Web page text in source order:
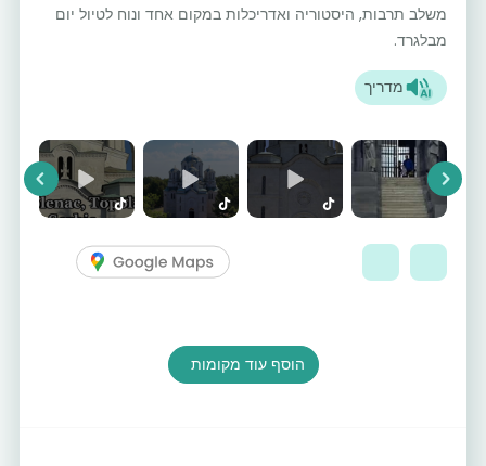
משלב תרבות, היסטוריה ואדריכלות במקום אחד ונוח לטיול יום
מבלגרד.
מדריך
Next
הוסף עוד מקומות